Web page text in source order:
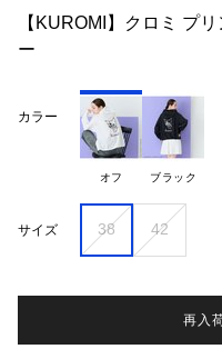
【KUROMI】クロミ プ
ー
カラー
オフ ブラック
サイズ 38 42
再入